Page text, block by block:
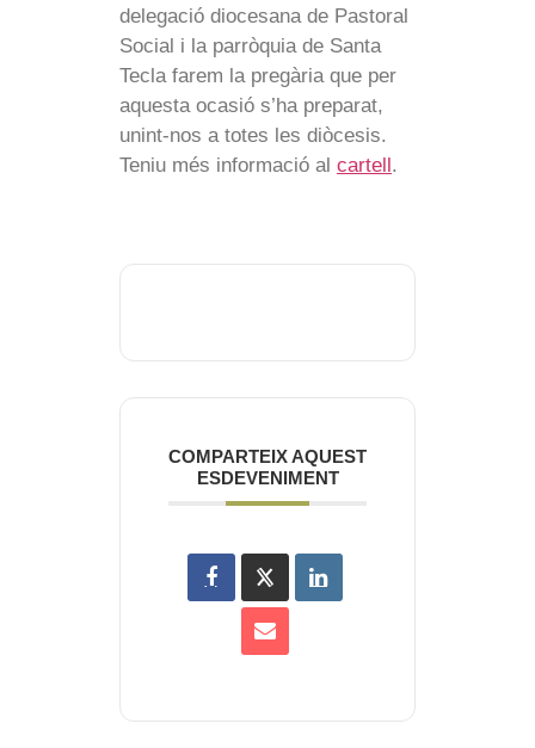
delegació diocesana de Pastoral
Social i la parròquia de Santa
Tecla farem la pregària que per
aquesta ocasió s’ha preparat,
unint-nos a totes les diòcesis.
Teniu més informació al cartell .
COMPARTEIX AQUEST
ESDEVENIMENT